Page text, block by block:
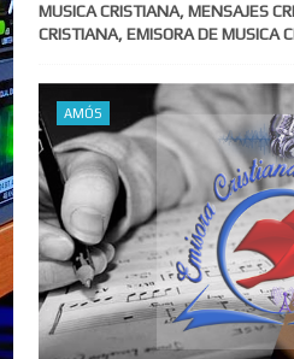
MUSICA CRISTIANA, MENSAJES
CRISTIANA, EMISORA DE MUSICA
AMÓS